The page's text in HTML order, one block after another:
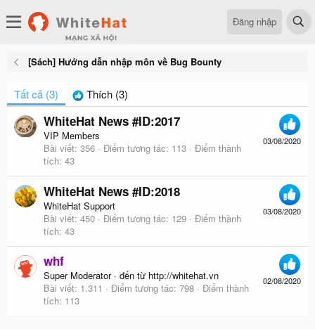
Đăng nhập
[Sách] Hướng dẫn nhập môn về Bug Bounty
Tất cả (3) Thích (3)
03/08/2020
WhiteHat News #ID:2017
VIP Members
Bài viết 356 Điểm tương tác 113
Điểm thành
tích 43
03/08/2020
WhiteHat News #ID:2018
WhiteHat Support
Bài viết 450 Điểm tương tác 129
Điểm thành
tích 43
02/08/2020
whf
Super Moderator · đến từ http://whitehat.vn
Bài viết 1.311 Điểm tương tác 798
Điểm thành
tích 113